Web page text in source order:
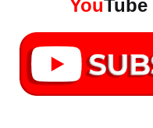
YouTube